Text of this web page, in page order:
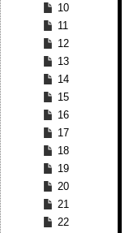
10
11
12
13
14
15
16
17
18
19
20
21
22